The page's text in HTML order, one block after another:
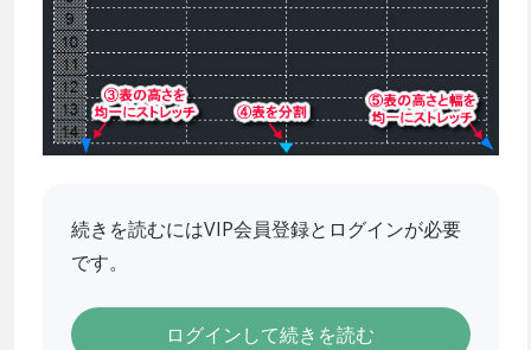
続きを読むにはVIP会員登録とログインが必要
です。
ログインして続きを読む